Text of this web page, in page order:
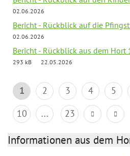
02.06.2026
Bericht - Rückblick auf die
02.06.2026
Bericht - Rückblick aus dem Hort
293 kB
22.05.2026
1 2 3 4 5
10
... 23
Informationen aus dem